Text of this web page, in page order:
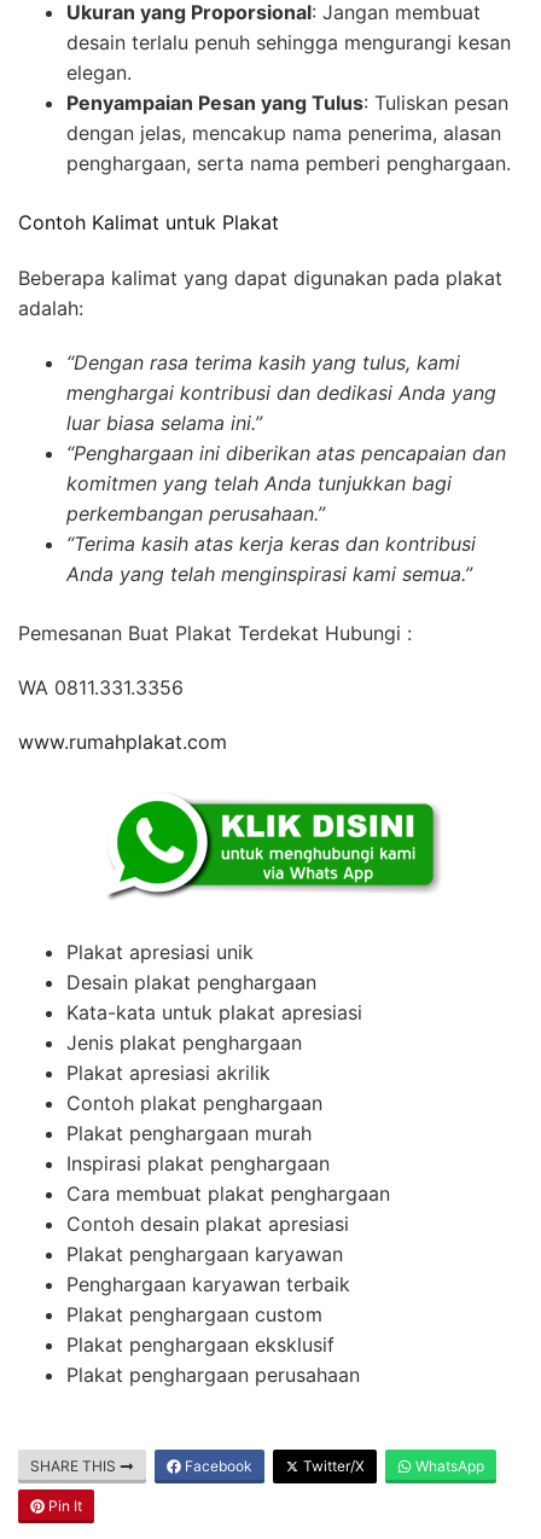
Ukuran yang Proporsional: Jangan membuat
desain terlalu penuh sehingga mengurangi kesan
elegan.
Penyampaian Pesan yang Tulus: Tuliskan pesan
dengan jelas, mencakup nama penerima, alasan
penghargaan, serta nama pemberi penghargaan.
Contoh Kalimat untuk Plakat
Beberapa kalimat yang dapat digunakan pada plakat
adalah:
“Dengan rasa terima kasih yang tulus, kami
menghargai kontribusi dan dedikasi Anda yang
luar biasa selama ini.”
“Penghargaan ini diberikan atas pencapaian dan
komitmen yang telah Anda tunjukkan bagi
perkembangan perusahaan.”
“Terima kasih atas kerja keras dan kontribusi
Anda yang telah menginspirasi kami semua.”
Pemesanan Buat Plakat Terdekat Hubungi :
WA 0811.331.3356
www.rumahplakat.com
Plakat apresiasi unik
Desain plakat penghargaan
Kata-kata untuk plakat apresiasi
Jenis plakat penghargaan
Plakat apresiasi akrilik
Contoh plakat penghargaan
Plakat penghargaan murah
Inspirasi plakat penghargaan
Cara membuat plakat penghargaan
Contoh desain plakat apresiasi
Plakat penghargaan karyawan
Penghargaan karyawan terbaik
Plakat penghargaan custom
Plakat penghargaan eksklusif
Plakat penghargaan perusahaan
SHARE THIS Facebook Twitter/X WhatsApp
Pin It